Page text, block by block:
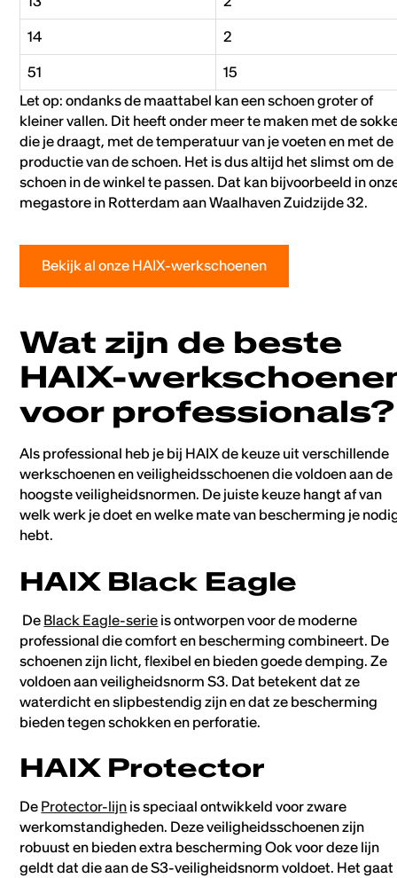
14
2
51
15
Let op: ondanks de maattabel kan een schoen groter of
kleiner vallen. Dit heeft onder meer te maken met de
die je draagt, met de temperatuur van je voeten en met de
productie van de schoen. Het is dus altijd het slimst om de
schoen in de winkel te passen. Dat kan bijvoorbeeld in
megastore in Rotterdam aan Waalhaven Zuidzijde 32.
Bekijk al onze HAIX-werkschoenen
Wat zijn de beste
HAIX-
voor professionals?
Als professional heb je bij HAIX de keuze uit verschillende
werkschoenen en veiligheidsschoenen die voldoen aan de
hoogste veiligheidsnormen. De juiste keuze hangt af van
welk werk je doet en welke mate van bescherming je
hebt.
HAIX Black Eagle
De Black Eagle-serie is ontworpen voor de moderne
professional die comfort en bescherming combineert. De
schoenen zijn licht, flexibel en bieden goede demping. Ze
voldoen aan veiligheidsnorm S3. Dat betekent dat ze
waterdicht en slipbestendig zijn en dat ze bescherming
bieden tegen schokken en perforatie.
HAIX Protector
De Protector-lijn is speciaal ontwikkeld voor zware
werkomstandigheden. Deze veiligheidsschoenen zijn
robuust en bieden extra bescherming Ook voor deze lijn
geldt dat die aan de S3-veiligheidsnorm voldoet. Het gaat